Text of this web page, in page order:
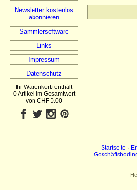
Newsletter kostenlos
abonnieren
Sammlersoftware
Links
Impressum
Datenschutz
Ihr Warenkorb enthält
0 Artikel im Gesamtwert
von CHF 0.00
Startseite ·